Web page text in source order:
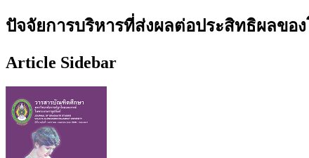
ปัจจัยการบริหารที่ส่งผลต่อประสิทธิผลขอ
Article Sidebar